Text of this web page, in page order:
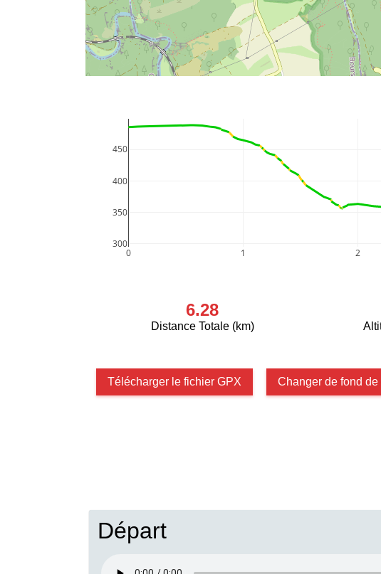
0 1 2
300
350
400
450
6.28
Distance Totale (km)
Télécharger le fichier GPX Changer de fond de
Départ